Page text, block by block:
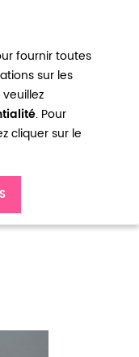
fournir toutes
sur les
. Pour
cliquer sur le
Argenté vieilli x 5pcs